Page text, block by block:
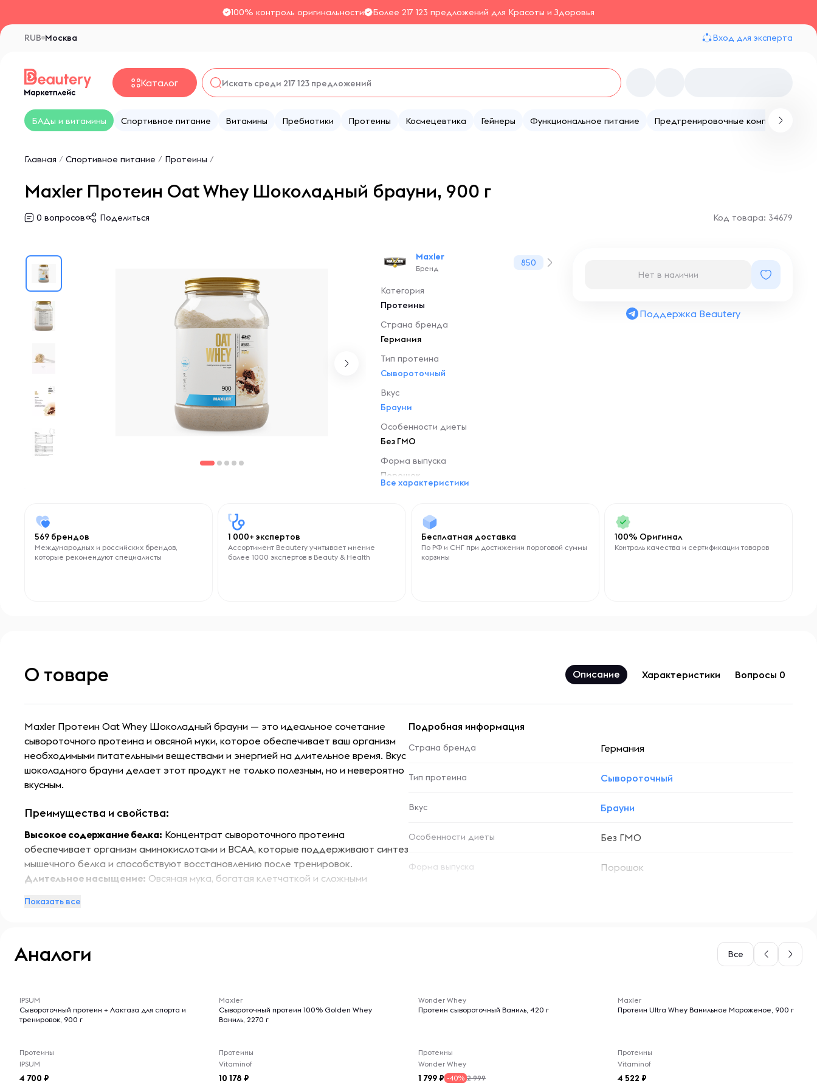
100% контроль оригинальности Более 217 123 предложений для Красоты и Здоровья
Москва
RUB Вход для эксперта
Каталог
БАДы и витамины Спортивное питание Витамины Пребиотики Протеины Космецевтика Гейнеры Функциональное питание Предтренировочные комплексы
Главная / Спортивное питание / Протеины /
Maxler Протеин Oat Whey Шоколадный брауни, 900 г
0 вопросов Поделиться Код товара: 34679
Maxler
Бренд
850
Категория
Протеины
Страна бренда
Германия
Тип протеина
Сывороточный
Вкус
Брауни
Особенности диеты
Без ГМО
Форма выпуска
Порошок
Все характеристики
Нет в наличии
Поддержка Beautery
569 брендов
Международных и российских брендов,
которые рекомендуют специалисты
1 000+ экспертов
Ассортимент Beautery учитывает мнение
более 1000 экспертов в Beauty & Health
Бесплатная доставка
По РФ и СНГ при достижении пороговой суммы
корзины
100% Оригинал
Контроль качества и сертификации товаров
О товаре Описание Характеристики Вопросы 0
Maxler Протеин Oat Whey Шоколадный брауни — это идеальное сочетание
сывороточного протеина и овсяной муки, которое обеспечивает ваш организм
необходимыми питательными веществами и энергией на длительное время. Вкус
шоколадного брауни делает этот продукт не только полезным, но и невероятно
вкусным.
Преимущества и свойства:
Высокое содержание белка: Концентрат сывороточного протеина
обеспечивает организм аминокислотами и BCAA, которые поддерживают синтез
мышечного белка и способствуют восстановлению после тренировок.
Длительное насыщение: Овсяная мука, богатая клетчаткой и сложными
уровень энергии.
энергии.
Maxler Протеин Oat Whey Шоколадный брауни сочетает в себе
высококачественный сывороточный протеин и овсяную муку, что делает его
употребления в любое время дня.
Показать все
Подробная информация
Страна бренда Германия
Тип протеина Сывороточный
Вкус Брауни
Особенности диеты Без ГМО
Форма выпуска Порошок
Аналоги Все
IPSUM
Сывороточный протеин + Лактаза для спорта и
тренировок, 900 г
Протеины
IPSUM
4 700
Maxler
Сывороточный протеин 100% Golden Whey
Ваниль, 2270 г
Протеины
Vitaminof
10 178
Wonder Whey
Протеин сывороточный Ваниль, 420 г
Протеины
Wonder Whey
1 799 -40% 2 999
Maxler
Протеин Ultra Whey Ванильное Мороженое, 900 г
Протеины
Vitaminof
4 522